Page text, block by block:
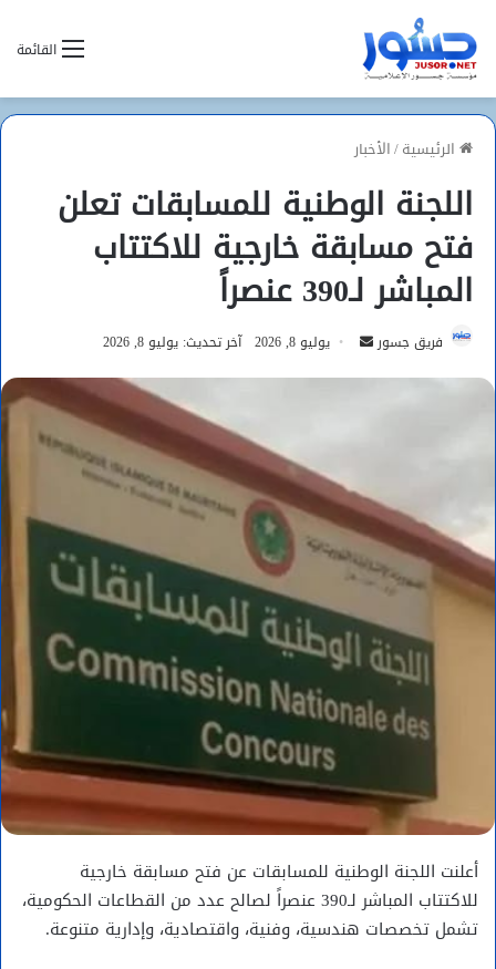
القائمة
الرئيسية/الأخبار
اللجنة الوطنية للمسابقات تعلن
فتح مسابقة خارجية للاكتتاب
المباشر لـ390 عنصراً
فريق جسور
أرسل يوليو 8, 2026 آخر تحديث: يوليو 8, 2026
أعلنت اللجنة الوطنية للمسابقات عن فتح مسابقة خارجية
للاكتتاب المباشر لـ390 عنصراً لصالح عدد من القطاعات الحكومية،
تشمل تخصصات هندسية، وفنية، واقتصادية، وإدارية متنوعة.